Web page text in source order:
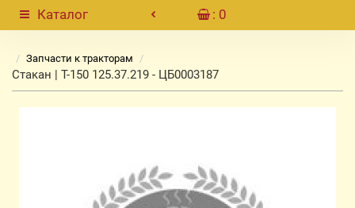
Каталог : 0
Запчасти к тракторам
Стакан | Т-150 125.37.219 - ЦБ0003187